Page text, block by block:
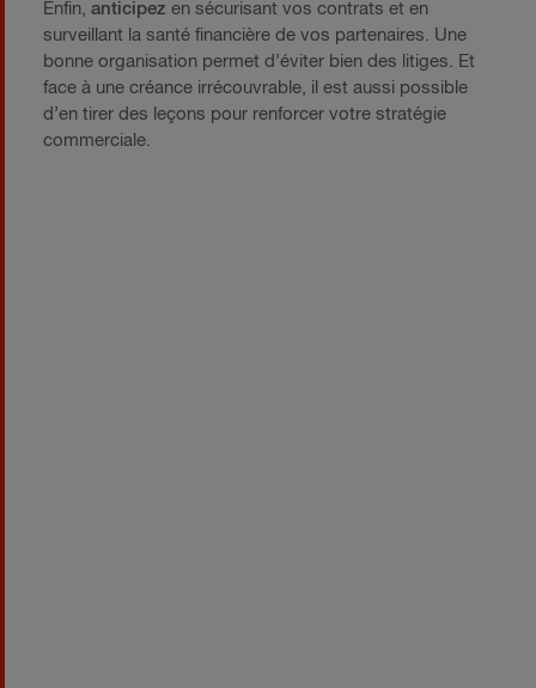
Enfin, anticipez en sécurisant vos contrats et en
surveillant la santé financière de vos partenaires. Une
bonne organisation permet d’éviter bien des litiges. Et
face à une créance irrécouvrable, il est aussi possible
d’en tirer des leçons pour renforcer votre stratégie
commerciale.